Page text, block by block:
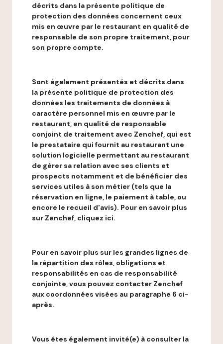
décrits dans la présente politique de
protection des données concernent ceux
mis en œuvre par le restaurant en qualité de
responsable de son propre traitement, pour
son propre compte.
Sont également présentés et décrits dans
la présente politique de protection des
données les traitements de données à
caractère personnel mis en œuvre par le
restaurant, en qualité de responsable
conjoint de traitement avec Zenchef, qui est
le prestataire qui fournit au restaurant une
solution logicielle permettant au restaurant
de gérer sa relation avec ses clients et
prospects notamment et de bénéficier des
services utiles à son métier (tels que la
réservation en ligne, le paiement à table, ou
encore le recueil d'avis). Pour en savoir plus
sur Zenchef, cliquez ici.
Pour en savoir plus sur les grandes lignes de
la répartition des rôles, obligations et
responsabilités en cas de responsabilité
conjointe, vous pouvez contacter Zenchef
aux coordonnées visées au paragraphe 6 ci-
après.
Vous êtes également invité(e) à consulter la